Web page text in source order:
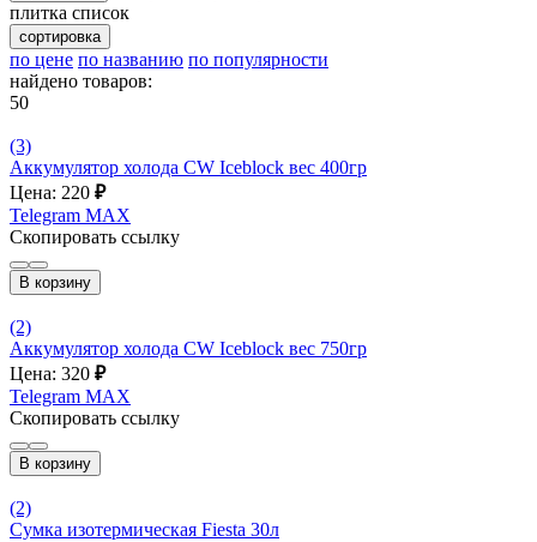
плитка список
сортировка
по цене по названию по популярности
найдено товаров:
50
(3)
Аккумулятор холода CW Iceblock вес 400гр
Цена: 220 ₽
Telegram MAX
Скопировать ссылку
В корзину
(2)
Аккумулятор холода CW Iceblock вес 750гр
Цена: 320 ₽
Telegram MAX
Скопировать ссылку
В корзину
(2)
Сумка изотермическая Fiesta 30л